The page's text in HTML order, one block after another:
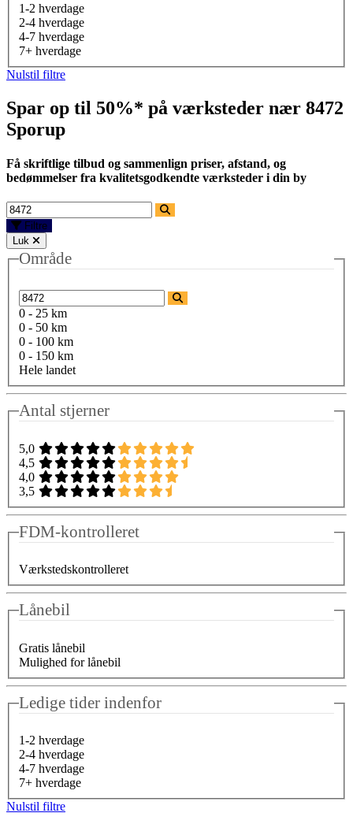
1-2 hverdage
2-4 hverdage
4-7 hverdage
7+ hverdage
Nulstil filtre
Spar op til 50%* på værksteder nær 8472
Sporup
Få skriftlige tilbud og sammenlign priser, afstand, og
bedømmelser fra kvalitetsgodkendte værksteder i din by
Filtre
Luk
Område
0 - 25 km
0 - 50 km
0 - 100 km
0 - 150 km
Hele landet
Antal stjerner
5,0
4,5
4,0
3,5
FDM-kontrolleret
Værkstedskontrolleret
Lånebil
Gratis lånebil
Mulighed for lånebil
Ledige tider indenfor
1-2 hverdage
2-4 hverdage
4-7 hverdage
7+ hverdage
Nulstil filtre